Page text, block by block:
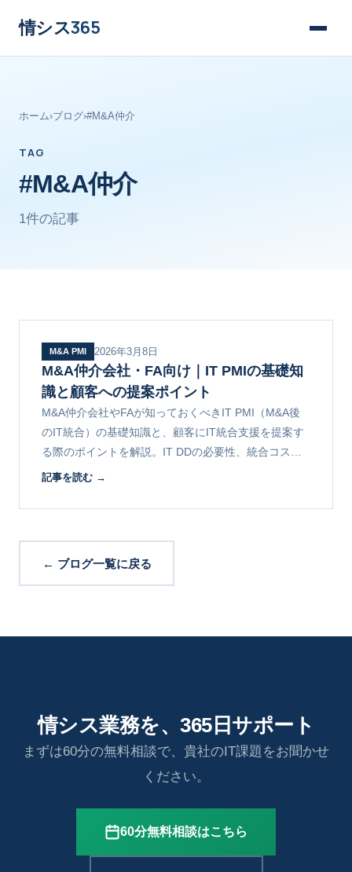
情シス365
ホーム›ブログ›#M&A仲介
TAG
#M&A仲介
1件の記事
M&A PMI 2026年3月8日
M&A仲介会社・FA向け｜IT PMIの基礎知
識と顧客への提案ポイント
M&A仲介会社やFAが知っておくべきIT PMI（M&A後
のIT統合）の基礎知識と、顧客にIT統合支援を提案す
る際のポイントを解説。IT DDの必要性、統合コスト
の相場感、パートナー連携の進め方をまとめます。
記事を読む →
← ブログ一覧に戻る
情シス業務を、365日サポート
まずは60分の無料相談で、貴社のIT課題をお聞かせ
ください。
60分無料相談はこちら